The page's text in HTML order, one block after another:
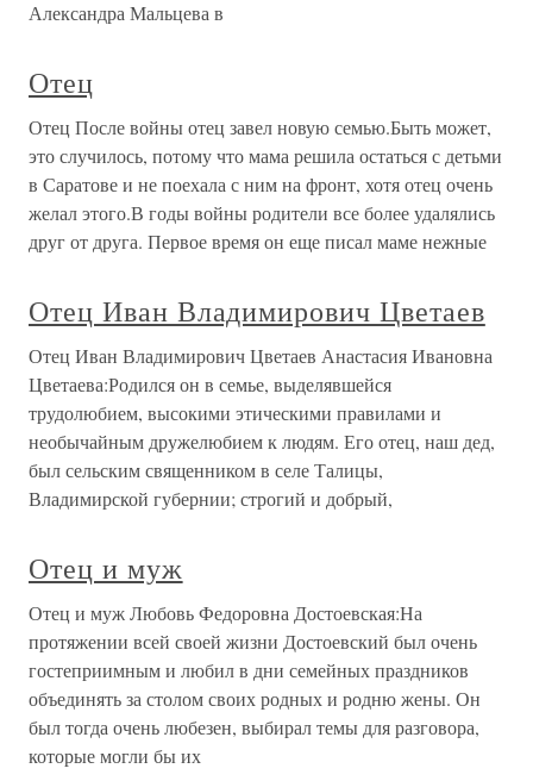
Александра Мальцева в
Отец
Отец После войны отец завел новую семью.Быть может,
это случилось, потому что мама решила остаться с детьми
в Саратове и не поехала с ним на фронт, хотя отец очень
желал этого.В годы войны родители все более удалялись
друг от друга. Первое время он еще писал маме нежные
Отец Иван Владимирович Цветаев
Отец Иван Владимирович Цветаев Анастасия Ивановна
Цветаева:Родился он в семье, выделявшейся
трудолюбием, высокими этическими правилами и
необычайным дружелюбием к людям. Его отец, наш дед,
был сельским священником в селе Талицы,
Владимирской губернии; строгий и добрый,
Отец и муж
Отец и муж Любовь Федоровна Достоевская:На
протяжении всей своей жизни Достоевский был очень
гостеприимным и любил в дни семейных праздников
объединять за столом своих родных и родню жены. Он
был тогда очень любезен, выбирал темы для разговора,
которые могли бы их